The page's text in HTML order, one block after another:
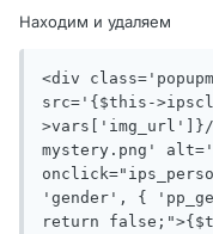
Находим и удаляем
<div
src='{$this-
>vars['img_url']}/
mystery.png'
'gender', {
return